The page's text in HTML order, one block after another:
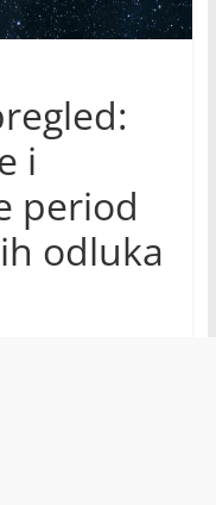
i
period
odluka